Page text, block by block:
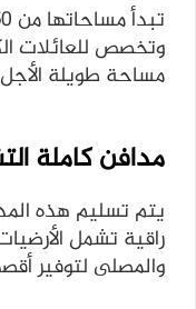
وتخصص للعائلات
مساحة طويلة
مدافن كاملة
يتم تسليم هذه
راقية تشمل
والمصلى لتوفير